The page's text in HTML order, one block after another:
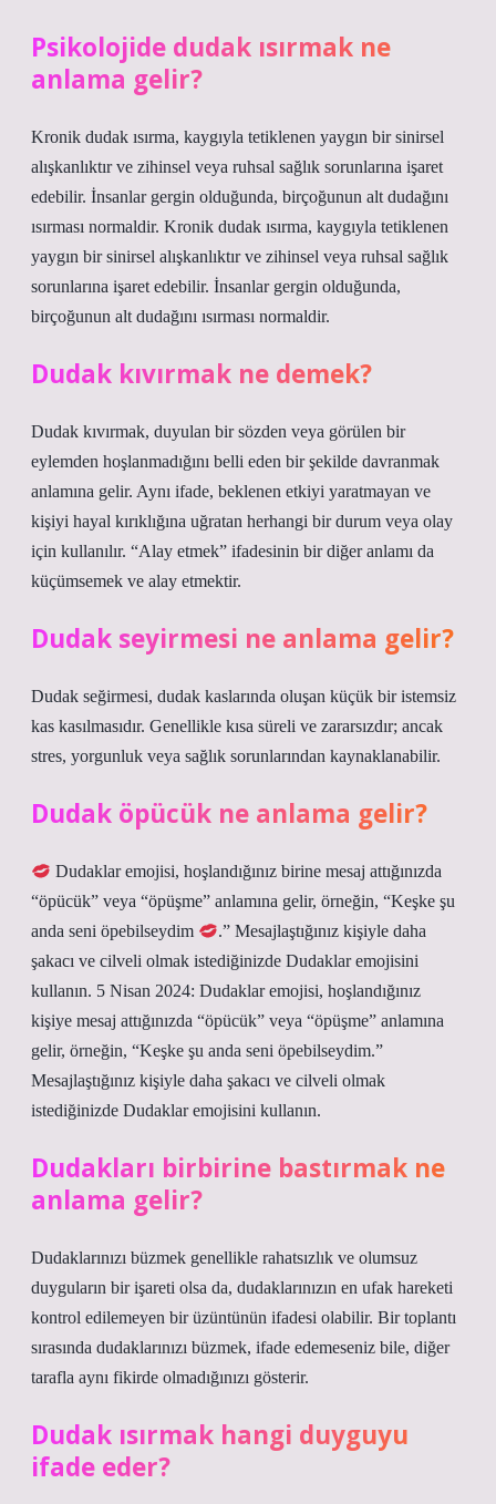
Psikolojide dudak ısırmak ne
anlama gelir?
Kronik dudak ısırma, kaygıyla tetiklenen yaygın bir sinirsel
alışkanlıktır ve zihinsel veya ruhsal sağlık sorunlarına işaret
edebilir. İnsanlar gergin olduğunda, birçoğunun alt dudağını
ısırması normaldir. Kronik dudak ısırma, kaygıyla tetiklenen
yaygın bir sinirsel alışkanlıktır ve zihinsel veya ruhsal sağlık
sorunlarına işaret edebilir. İnsanlar gergin olduğunda,
birçoğunun alt dudağını ısırması normaldir.
Dudak kıvırmak ne demek?
Dudak kıvırmak, duyulan bir sözden veya görülen bir
eylemden hoşlanmadığını belli eden bir şekilde davranmak
anlamına gelir. Aynı ifade, beklenen etkiyi yaratmayan ve
kişiyi hayal kırıklığına uğratan herhangi bir durum veya olay
için kullanılır. “Alay etmek” ifadesinin bir diğer anlamı da
küçümsemek ve alay etmektir.
Dudak seyirmesi ne anlama gelir?
Dudak seğirmesi, dudak kaslarında oluşan küçük bir istemsiz
kas kasılmasıdır. Genellikle kısa süreli ve zararsızdır; ancak
stres, yorgunluk veya sağlık sorunlarından kaynaklanabilir.
Dudak öpücük ne anlama gelir?
Dudaklar emojisi, hoşlandığınız birine mesaj attığınızda
“öpücük” veya “öpüşme” anlamına gelir, örneğin, “Keşke şu
anda seni öpebilseydim
.” Mesajlaştığınız kişiyle daha
şakacı ve cilveli olmak istediğinizde Dudaklar emojisini
kullanın. 5 Nisan 2024: Dudaklar emojisi, hoşlandığınız
kişiye mesaj attığınızda “öpücük” veya “öpüşme” anlamına
gelir, örneğin, “Keşke şu anda seni öpebilseydim.”
Mesajlaştığınız kişiyle daha şakacı ve cilveli olmak
istediğinizde Dudaklar emojisini kullanın.
Dudakları birbirine bastırmak ne
anlama gelir?
Dudaklarınızı büzmek genellikle rahatsızlık ve olumsuz
duyguların bir işareti olsa da, dudaklarınızın en ufak hareketi
kontrol edilemeyen bir üzüntünün ifadesi olabilir. Bir toplantı
sırasında dudaklarınızı büzmek, ifade edemeseniz bile, diğer
tarafla aynı fikirde olmadığınızı gösterir.
Dudak ısırmak hangi duyguyu
ifade eder?